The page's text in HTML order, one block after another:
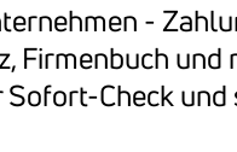
-
Fir­men­buch und
Check und